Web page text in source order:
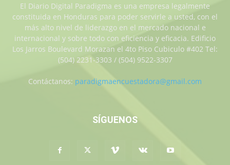
El Diario Digital Paradigma es una empresa legalmente
constituida en Honduras para poder servirle a usted, con el
más alto nivel de liderazgo en el mercado nacional e
internacional y sobre todo con eficiencia y eficacia. Edificio
Los Jarros Boulevard Morazan el 4to Piso Cubiculo #402 Tel:
(504) 2231-3303 / (504) 9522-3307
Contáctanos: paradigmaencuestadora@gmail.com
SÍGUENOS